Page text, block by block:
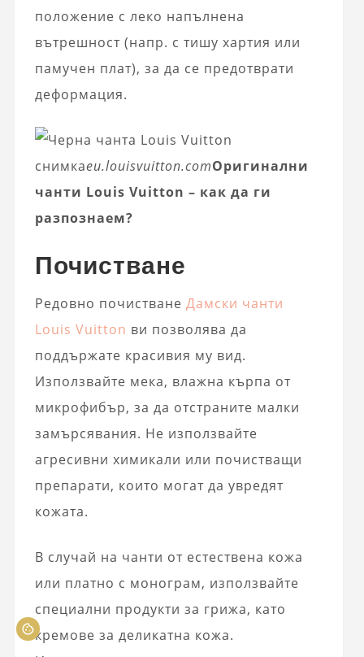
положение с леко напълнена
вътрешност (напр. с тишу хартия или
памучен плат), за да се предотврати
деформация.
снимкаeu.louisvuitton.comОригинални
чанти Louis Vuitton – как да ги
разпознаем?
Почистване
Редовно почистване Дамски чанти
Louis Vuitton ви позволява да
поддържате красивия му вид.
Използвайте мека, влажна кърпа от
микрофибър, за да отстраните малки
замърсявания. Не използвайте
агресивни химикали или почистващи
препарати, които могат да увредят
кожата.
В случай на чанти от естествена кожа
или платно с монограм, използвайте
специални продукти за грижа, като
кремове за деликатна кожа.